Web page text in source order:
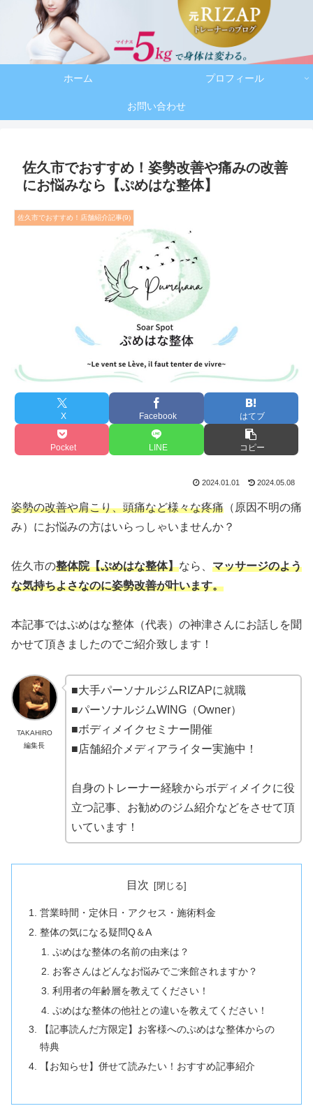
ホーム プロフィール
お問い合わせ
佐久市でおすすめ！姿勢改善や痛みの改善
にお悩みなら【ぷめはな整体】
佐久市でおすすめ！店舗紹介記事(9)
X Facebook はてブ
Pocket LINE コピー
2024.01.01 2024.05.08
姿勢の改善や肩こり、頭痛など様々な疼痛 （原因不明の痛
み）にお悩みの方はいらっしゃいませんか？
佐久市の整体院【ぷめはな整体】なら
マッサージのよう
な気持ちよさなのに姿勢改善が叶います。
本記事ではぷめはな整体（代表）の神津さんにお話しを聞
かせて頂きましたのでご紹介致します ！
TAKAHIRO
編集長
■大手パーソナルジムRIZAPに就職
■パーソナルジムWING（Owner）
■ボディメイクセミナー開催
■店舗紹介メディアライター実施中！
自身のトレーナー経験からボディメイクに役
立つ記事、お勧めのジム紹介などをさせて頂
いています！
目次
営業時間・定休日・アクセス・施術料金
整体の気になる疑問Q＆A
ぷめはな整体の名前の由来は？
お客さんはどんなお悩みでご来館されますか？
利用者の年齢層を教えてください！
ぷめはな整体の他社との違いを教えてください！
【記事読んだ方限定】お客様へのぷめはな整体からの
特典
【お知らせ】併せて読みたい！おすすめ記事紹介